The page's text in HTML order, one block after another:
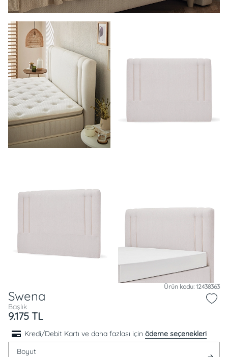
Ürün kodu: 12438363
Swena
Başlık
9.175 TL
Kredi/Debit Kartı ve daha fazlası için ödeme seçenekleri
Boyut